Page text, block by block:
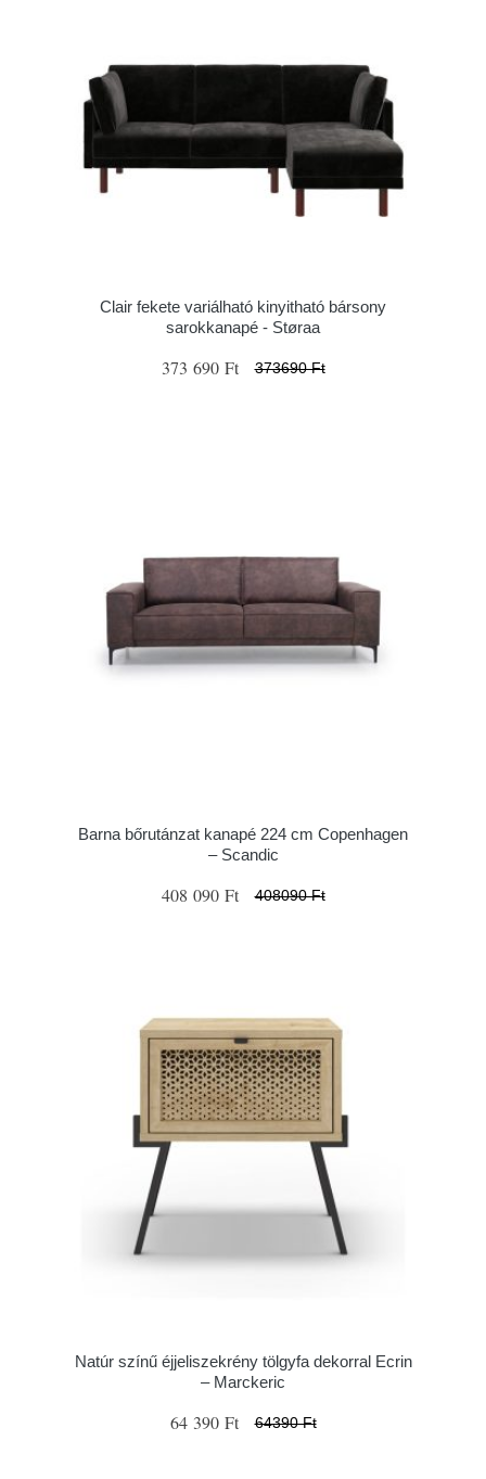
Clair fekete variálható kinyitható bársony
sarokkanapé - Støraa
373 690 Ft 373690 Ft
Barna bőrutánzat kanapé 224 cm Copenhagen
– Scandic
408 090 Ft 408090 Ft
Natúr színű éjjeliszekrény tölgyfa dekorral Ecrin
– Marckeric
64 390 Ft 64390 Ft